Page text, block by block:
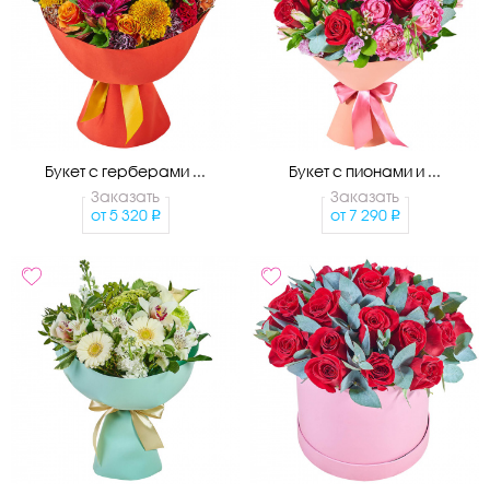
Букет с герберами ...
Заказать
от 5 320
Букет с пионами и ...
Заказать
от 7 290